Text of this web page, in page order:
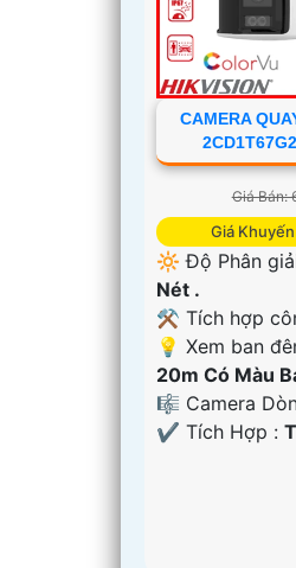
CAMERA
Giá Bán:
Giá
🔆 Độ Phân
Nét .
⚒ Tích hợp
💡 Xem ban
20m Có Màu
🎼️ Camera
️✔️ Tích Hợp :